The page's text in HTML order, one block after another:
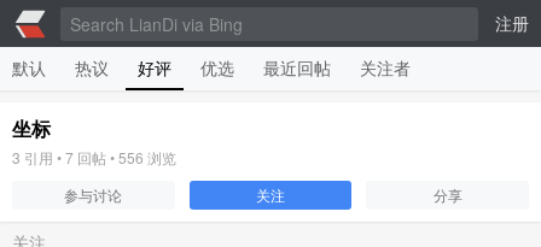
注册
默认
热议 好评 优选 最近回帖 关注者
坐标
3 引用 •7 回帖 •556 浏览
参与讨论
关注 分享
关注